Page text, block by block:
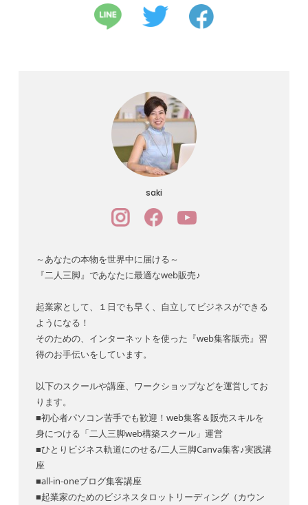
saki
～あなたの本物を世界中に届ける～
『二人三脚』であなたに最適なweb販売♪
起業家として、１日でも早く、自立してビジネスができる
ようになる！
そのための、インターネットを使った『web集客販売』習
得のお手伝いをしています。
以下のスクールや講座、ワークショップなどを運営してお
ります。
■初心者パソコン苦手でも歓迎！web集客＆販売スキルを
身につける「二人三脚web構築スクール」運営
■ひとりビジネス軌道にのせる/二人三脚Canva集客♪実践講
座
■all-in-oneブログ集客講座
■起業家のためのビジネスタロットリーディング（カウン